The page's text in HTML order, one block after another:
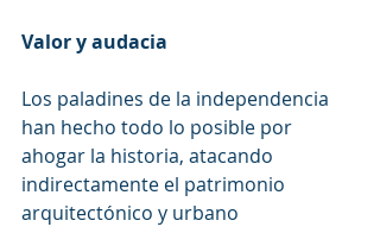
Valor y audacia
Los paladines de la independencia
han hecho todo lo posible por
ahogar la historia, atacando
indirectamente el patrimonio
arquitectónico y urbano